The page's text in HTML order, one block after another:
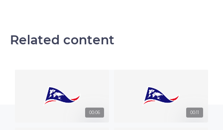
Related content
00:06 00:11